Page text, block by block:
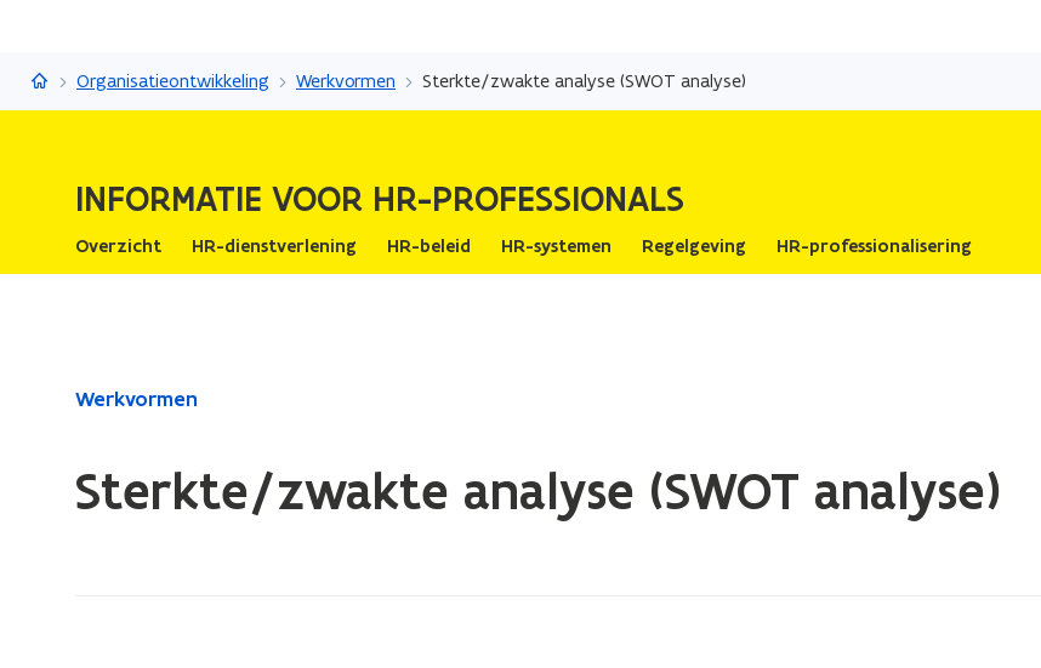
naar
Informatie voor HR-professionals
Organisatieontwikkeling Werkvormen Sterkte/zwakte analyse (SWOT analyse)
INFORMATIE VOOR HR-PROFESSIONALS
Overzicht
HR-dienstverlening HR-beleid HR-systemen Regelgeving HR-professionalisering
GedaanWerkvormen
Sterkte/zwakte analyse (SWOT analyse)